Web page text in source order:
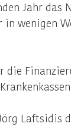
Jahr das
wenigen
die
Laftsidis